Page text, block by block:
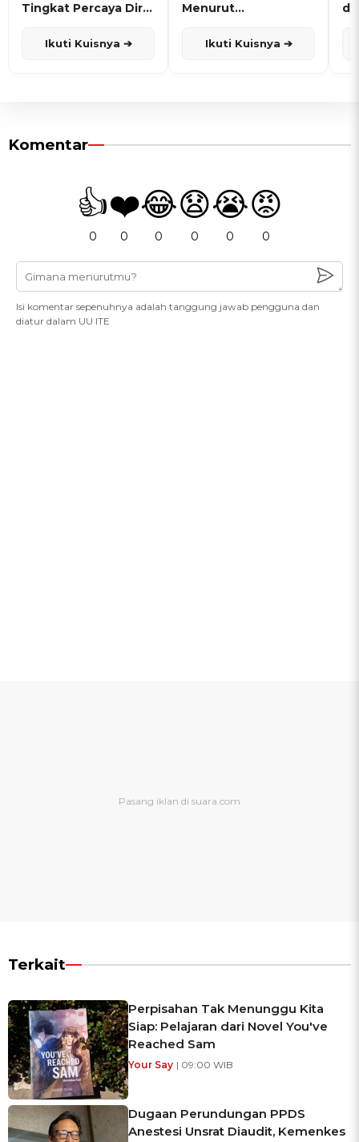
Tingkat Percaya Diri
Ikuti Kuisnya ➔
Menurut
Ikuti Kuisnya ➔
Komentar
👍
0
❤️
0
😂
0
😧
0
😭
0
😡
0
Isi komentar sepenuhnya adalah tanggung jawab pengguna dan
diatur dalam UU ITE
Terkait
Perpisahan Tak Menunggu Kita
Siap: Pelajaran dari Novel You've
Reached Sam
Your Say | 09:00 WIB
Dugaan Perundungan PPDS
Anestesi Unsrat Diaudit, Kemenkes